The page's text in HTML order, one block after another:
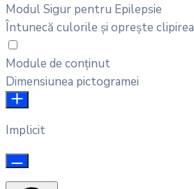
Modul Sigur pentru Epilepsie
Întunecă culorile și oprește clipirea
Module de conținut
Dimensiunea pictogramei
Implicit